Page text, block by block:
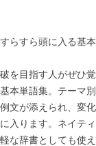
らすら頭に入る基
を目指す人がぜひ
本単語集。テーマ
文が添えられ、変
入ります。ネイテ
な辞書としても使え